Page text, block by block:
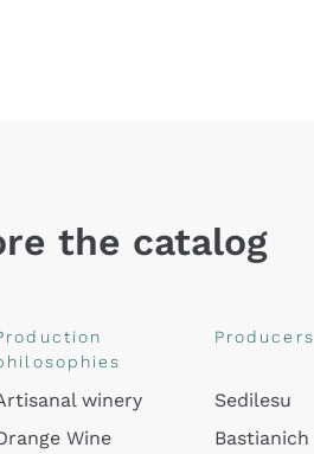
the catalog
winery
Wine
Producers
Sedilesu
Bastianich